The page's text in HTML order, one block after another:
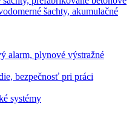
šachty, akumulačné
alarm, plynové výstražné
bezpečnosť pri práci
systémy